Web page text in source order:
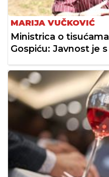
MARIJA VUČKOVIĆ
Ministrica o
Gospiću: Javnost je